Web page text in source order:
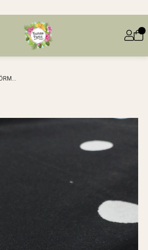
JAKARLI ÖRME SIYAH ÜZERI BEYAZ PUANTIYELI EN: 130 CM